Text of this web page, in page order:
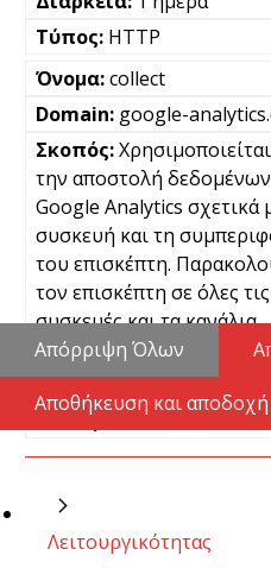
HTTP
collect
google-
την αποστολή
Google Analytics σχετικά
συσκευή και τη
του επισκέπτη.
τον επισκέπτη σε όλες τις
συσκευές και τα κανάλια
μάρκετινγκ.
Μόνιμα
Pixel
Λειτουργικότητας
Απόρριψη Όλων
Αποθήκευση και αποδοχή